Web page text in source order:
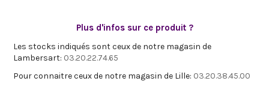
Plus d'infos sur ce produit ?
Les stocks indiqués sont ceux de notre magasin de
Lambersart: 03.20.22.74.65
Pour connaitre ceux de notre magasin de Lille: 03.20.38.45.00